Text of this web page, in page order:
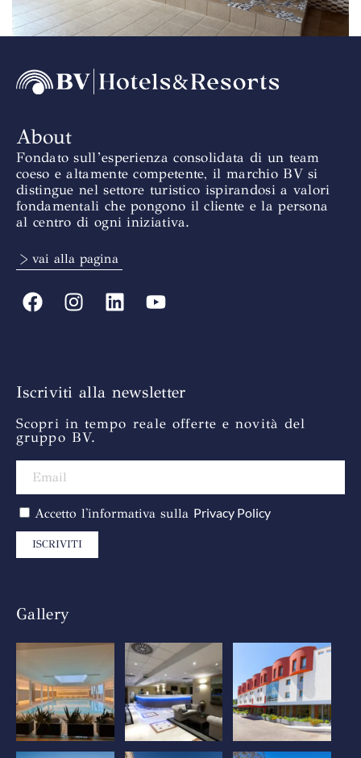
About
Fondato sull’esperienza consolidata di un team
coeso e altamente competente, il marchio BV si
distingue nel settore turistico ispirandosi a valori
fondamentali che pongono il cliente e la persona
al centro di ogni iniziativa.
> vai alla pagina
Iscriviti alla newsletter
Scopri in tempo reale offerte e novità del
gruppo BV.
Accetto l'informativa sulla Privacy Policy
ISCRIVITI
Gallery